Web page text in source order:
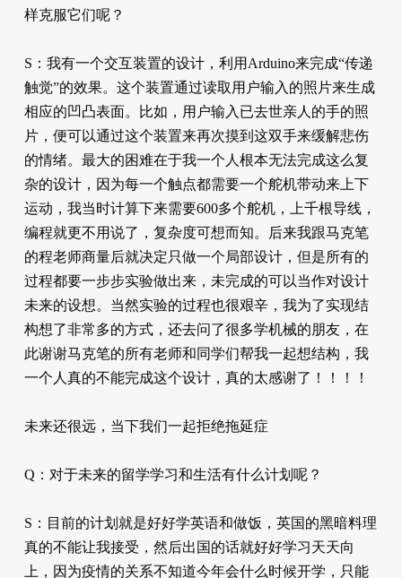
样克服它们呢？
S：我有一个交互装置的设计，利用Arduino来完成“传递
触觉”的效果。这个装置通过读取用户输入的照片来生成
相应的凹凸表面。比如，用户输入已去世亲人的手的照
片，便可以通过这个装置来再次摸到这双手来缓解悲伤
的情绪。最大的困难在于我一个人根本无法完成这么复
杂的设计，因为每一个触点都需要一个舵机带动来上下
运动，我当时计算下来需要600多个舵机，上千根导线，
编程就更不用说了，复杂度可想而知。后来我跟马克笔
的程老师商量后就决定只做一个局部设计，但是所有的
过程都要一步步实验做出来，未完成的可以当作对设计
未来的设想。当然实验的过程也很艰辛，我为了实现结
构想了非常多的方式，还去问了很多学机械的朋友，在
此谢谢马克笔的所有老师和同学们帮我一起想结构，我
一个人真的不能完成这个设计，真的太感谢了！！！！
未来还很远，当下我们一起拒绝拖延症
Q：对于未来的留学学习和生活有什么计划呢？
S：目前的计划就是好好学英语和做饭，英国的黑暗料理
真的不能让我接受，然后出国的话就好好学习天天向
上，因为疫情的关系不知道今年会什么时候开学，只能